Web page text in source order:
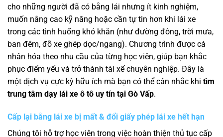
cho những người đã có bằng lái nhưng ít kinh nghiệm,
muốn nâng cao kỹ năng hoặc cần tự tin hơn khi lái xe
trong các tình huống khó khăn (như đường đông, trời mưa,
ban đêm, đỗ xe ghép dọc/ngang). Chương trình được cá
nhân hóa theo nhu cầu của từng học viên, giúp bạn khắc
phục điểm yếu và trở thành tài xế chuyên nghiệp. Đây là
một dịch vụ cực kỳ hữu ích mà bạn có thể cân nhắc khi tìm
trung tâm dạy lái xe ô tô uy tín tại Gò Vấp.
Cấp lại bằng lái xe bị mất & đổi giấy phép lái xe hết hạn
Chúng tôi hỗ trợ học viên trong việc hoàn thiện thủ tục cấp